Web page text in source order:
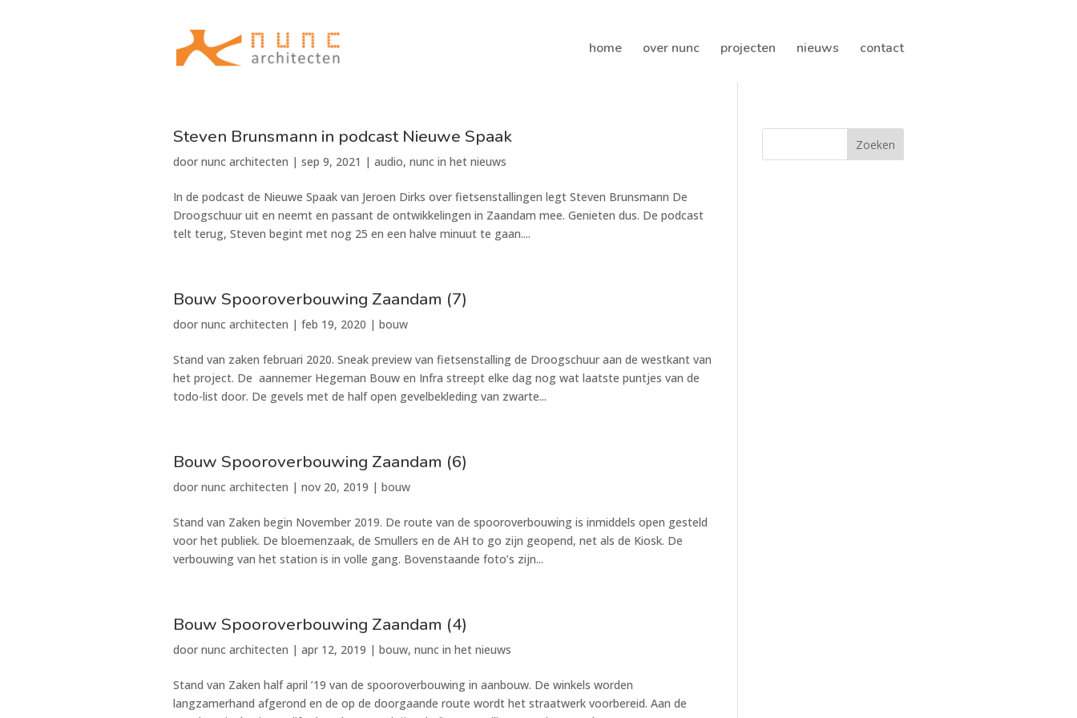
home over nunc projecten nieuws contact
Steven Brunsmann in podcast Nieuwe Spaak
door nunc architecten | sep 9, 2021 | audio, nunc in het nieuws
In de podcast de Nieuwe Spaak van Jeroen Dirks over fietsenstallingen legt Steven Brunsmann De
Droogschuur uit en neemt en passant de ontwikkelingen in Zaandam mee. Genieten dus. De podcast
telt terug, Steven begint met nog 25 en een halve minuut te gaan....
Bouw Spooroverbouwing Zaandam (7)
door nunc architecten | feb 19, 2020 | bouw
Stand van zaken februari 2020. Sneak preview van fietsenstalling de Droogschuur aan de westkant van
het project. De aannemer Hegeman Bouw en Infra streept elke dag nog wat laatste puntjes van de
todo-list door. De gevels met de half open gevelbekleding van zwarte...
Bouw Spooroverbouwing Zaandam (6)
door nunc architecten | nov 20, 2019 | bouw
Stand van Zaken begin November 2019. De route van de spooroverbouwing is inmiddels open gesteld
voor het publiek. De bloemenzaak, de Smullers en de AH to go zijn geopend, net als de Kiosk. De
verbouwing van het station is in volle gang. Bovenstaande foto’s zijn...
Bouw Spooroverbouwing Zaandam (4)
door nunc architecten | apr 12, 2019 | bouw, nunc in het nieuws
Stand van Zaken half april ’19 van de spooroverbouwing in aanbouw. De winkels worden
langzamerhand afgerond en de op de doorgaande route wordt het straatwerk voorbereid. Aan de